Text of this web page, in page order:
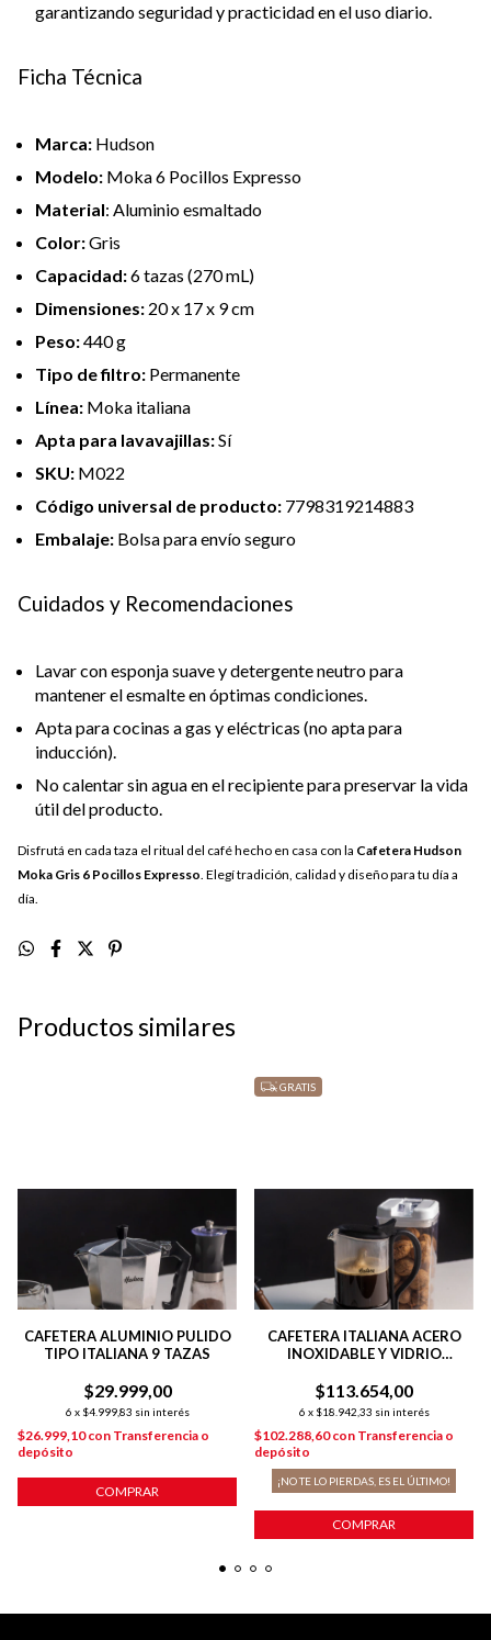
garantizando seguridad y practicidad en el uso diario.
Ficha Técnica
Marca: Hudson
Modelo: Moka 6 Pocillos Expresso
Material: Aluminio esmaltado
Color:Gris
Capacidad:6 tazas (270 mL)
Dimensiones: 20 x 17 x 9 cm
Peso:440 g
Tipo de filtro: Permanente
Línea: Moka italiana
Apta para lavavajillas:Sí
SKU: M022
Código universal de producto: 7798319214883
Embalaje: Bolsa para envío seguro
Cuidados y Recomendaciones
Lavar con esponja suave y detergente neutro para
mantener el esmalte en óptimas condiciones.
Apta para cocinas a gas y eléctricas (no apta para
inducción).
No calentar sin agua en el recipiente para preservar la vida
útil del producto.
Disfrutá en cada taza el ritual del café hecho en casa con la Cafetera Hudson
Moka Gris 6 Pocillos Expresso. Elegí tradición, calidad y diseño para tu día a
día.
Productos similares
CAFETERA ALUMINIO PULIDO
TIPO ITALIANA 9 TAZAS
$29.999,00
6 x $4.999,83 sin interés
$26.999,10con Transferencia o
depósito
COMPRAR
GRATIS
CAFETERA ITALIANA ACERO
INOXIDABLE Y VIDRIO
$113.654,00
6 x $18.942,33 sin interés
$102.288,60con Transferencia o
depósito
¡NO TE LO PIERDAS, ES EL ÚLTIMO!
COMPRAR